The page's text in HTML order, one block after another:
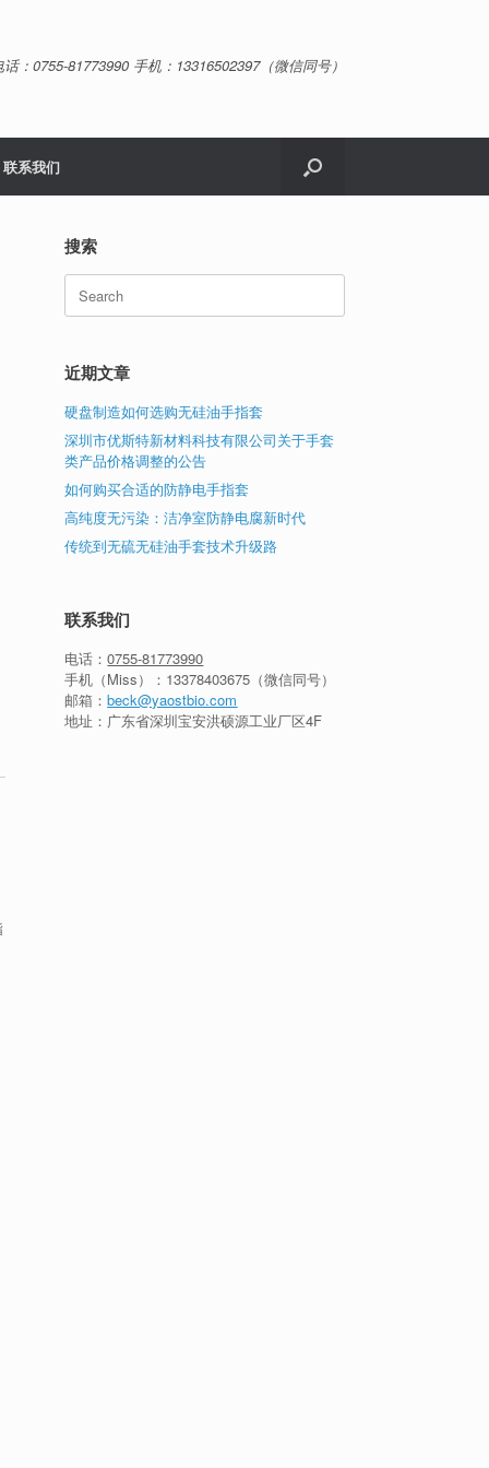
：0755-81773990 手机：13316502397（微信同号）
联系我们
搜索
Search
for:
近期文章
硬盘制造如何选购无硅油手指套
深圳市优斯特新材料科技有限公司关于手套
类产品价格调整的公告
如何购买合适的防静电手指套
高纯度无污染：洁净室防静电腐新时代
传统到无硫无硅油手套技术升级路
联系我们
电话：0755-81773990
手机（Miss）： 13378403675 （微信同号）
邮箱：beck@yaostbio.com
地址：广东省深圳宝安洪硕源工业厂区4F